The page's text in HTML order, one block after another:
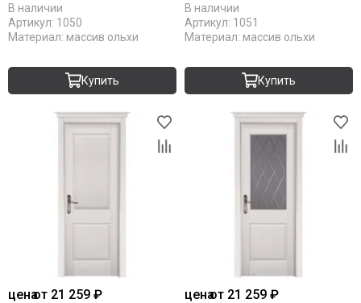
В наличии
Артикул: 1050
Материал: массив ольхи
Купить
В наличии
Артикул: 1051
Материал: массив ольхи
Купить
ценаот 21 259 ₽ ценаот 21 259 ₽